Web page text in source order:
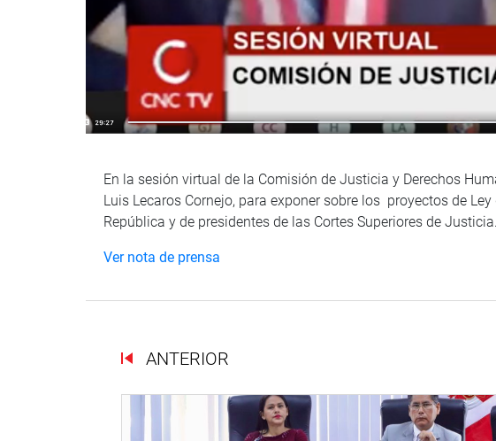
En la sesión virtual de la Comisión de Justicia y Derechos
Luis Lecaros Cornejo, para exponer sobre los proyectos de
República y de presidentes de las Cortes Superiores de Justicia.
Ver nota de prensa
ANTERIOR